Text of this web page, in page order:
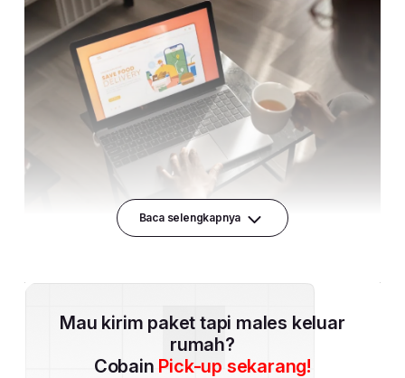
Baca selengkapnya
Mau kirim paket tapi males keluar
rumah?
Cobain Pick-up sekarang!